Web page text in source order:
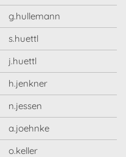
g.hullemann
s.huettl
j.huettl
h.jenkner
n.jessen
a.joehnke
o.keller